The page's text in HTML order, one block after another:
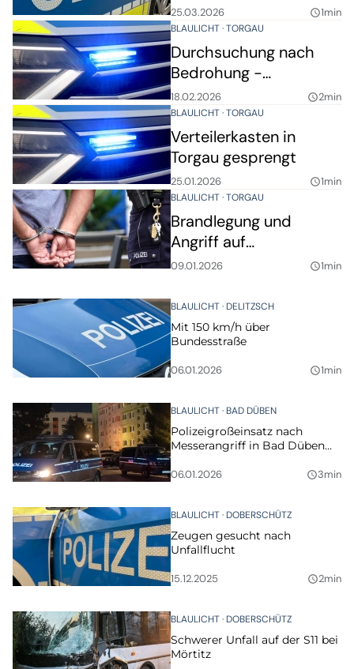
25.03.2026 query_builder1min
BLAULICHT TORGAU
Durchsuchung nach
Bedrohung -
Schreckschusswaffen
sichergestellt
18.02.2026 query_builder2min
BLAULICHT TORGAU
Verteilerkasten in
Torgau gesprengt
25.01.2026 query_builder1min
BLAULICHT TORGAU
Brandlegung und
Angriff auf
Mitarbeiterin
09.01.2026 query_builder1min
BLAULICHT DELITZSCH
Mit 150 km/h über
Bundesstraße
06.01.2026 query_builder1min
BLAULICHT BAD DÜBEN
Polizeigroßeinsatz nach
Messerangriff in Bad Düben
06.01.2026 query_builder3min
BLAULICHT DOBERSCHÜTZ
Zeugen gesucht nach
Unfallflucht
15.12.2025 query_builder2min
BLAULICHT DOBERSCHÜTZ
Schwerer Unfall auf der S11 bei
Mörtitz